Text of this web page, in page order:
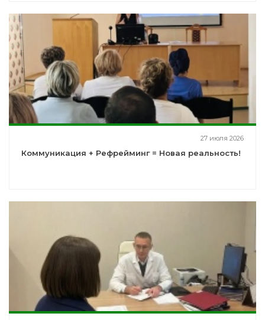
27 июля 2026
Коммуникация + Рефрейминг = Новая реальность!